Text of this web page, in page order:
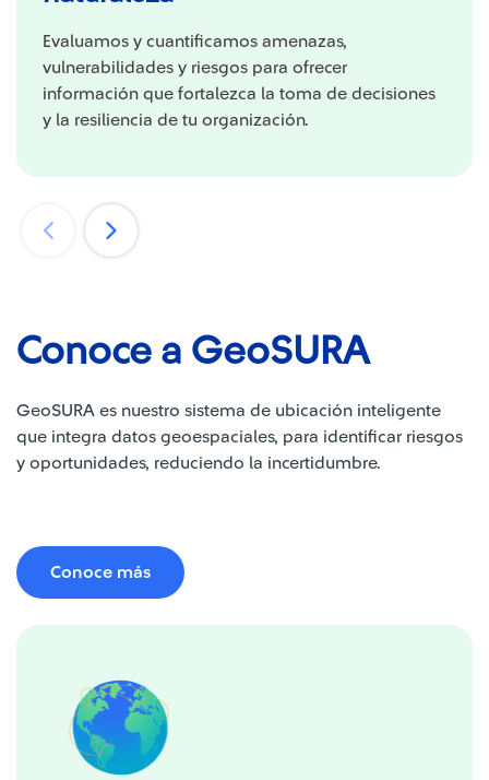
Evaluamos y cuantificamos amenazas,
vulnerabilidades y riesgos para ofrecer
información que fortalezca la toma de decisiones
y la resiliencia de tu organización.
Conoce a GeoSURA
GeoSURA es nuestro sistema de ubicación inteligente
que integra datos geoespaciales, para identificar riesgos
y oportunidades, reduciendo la incertidumbre.
Conoce más